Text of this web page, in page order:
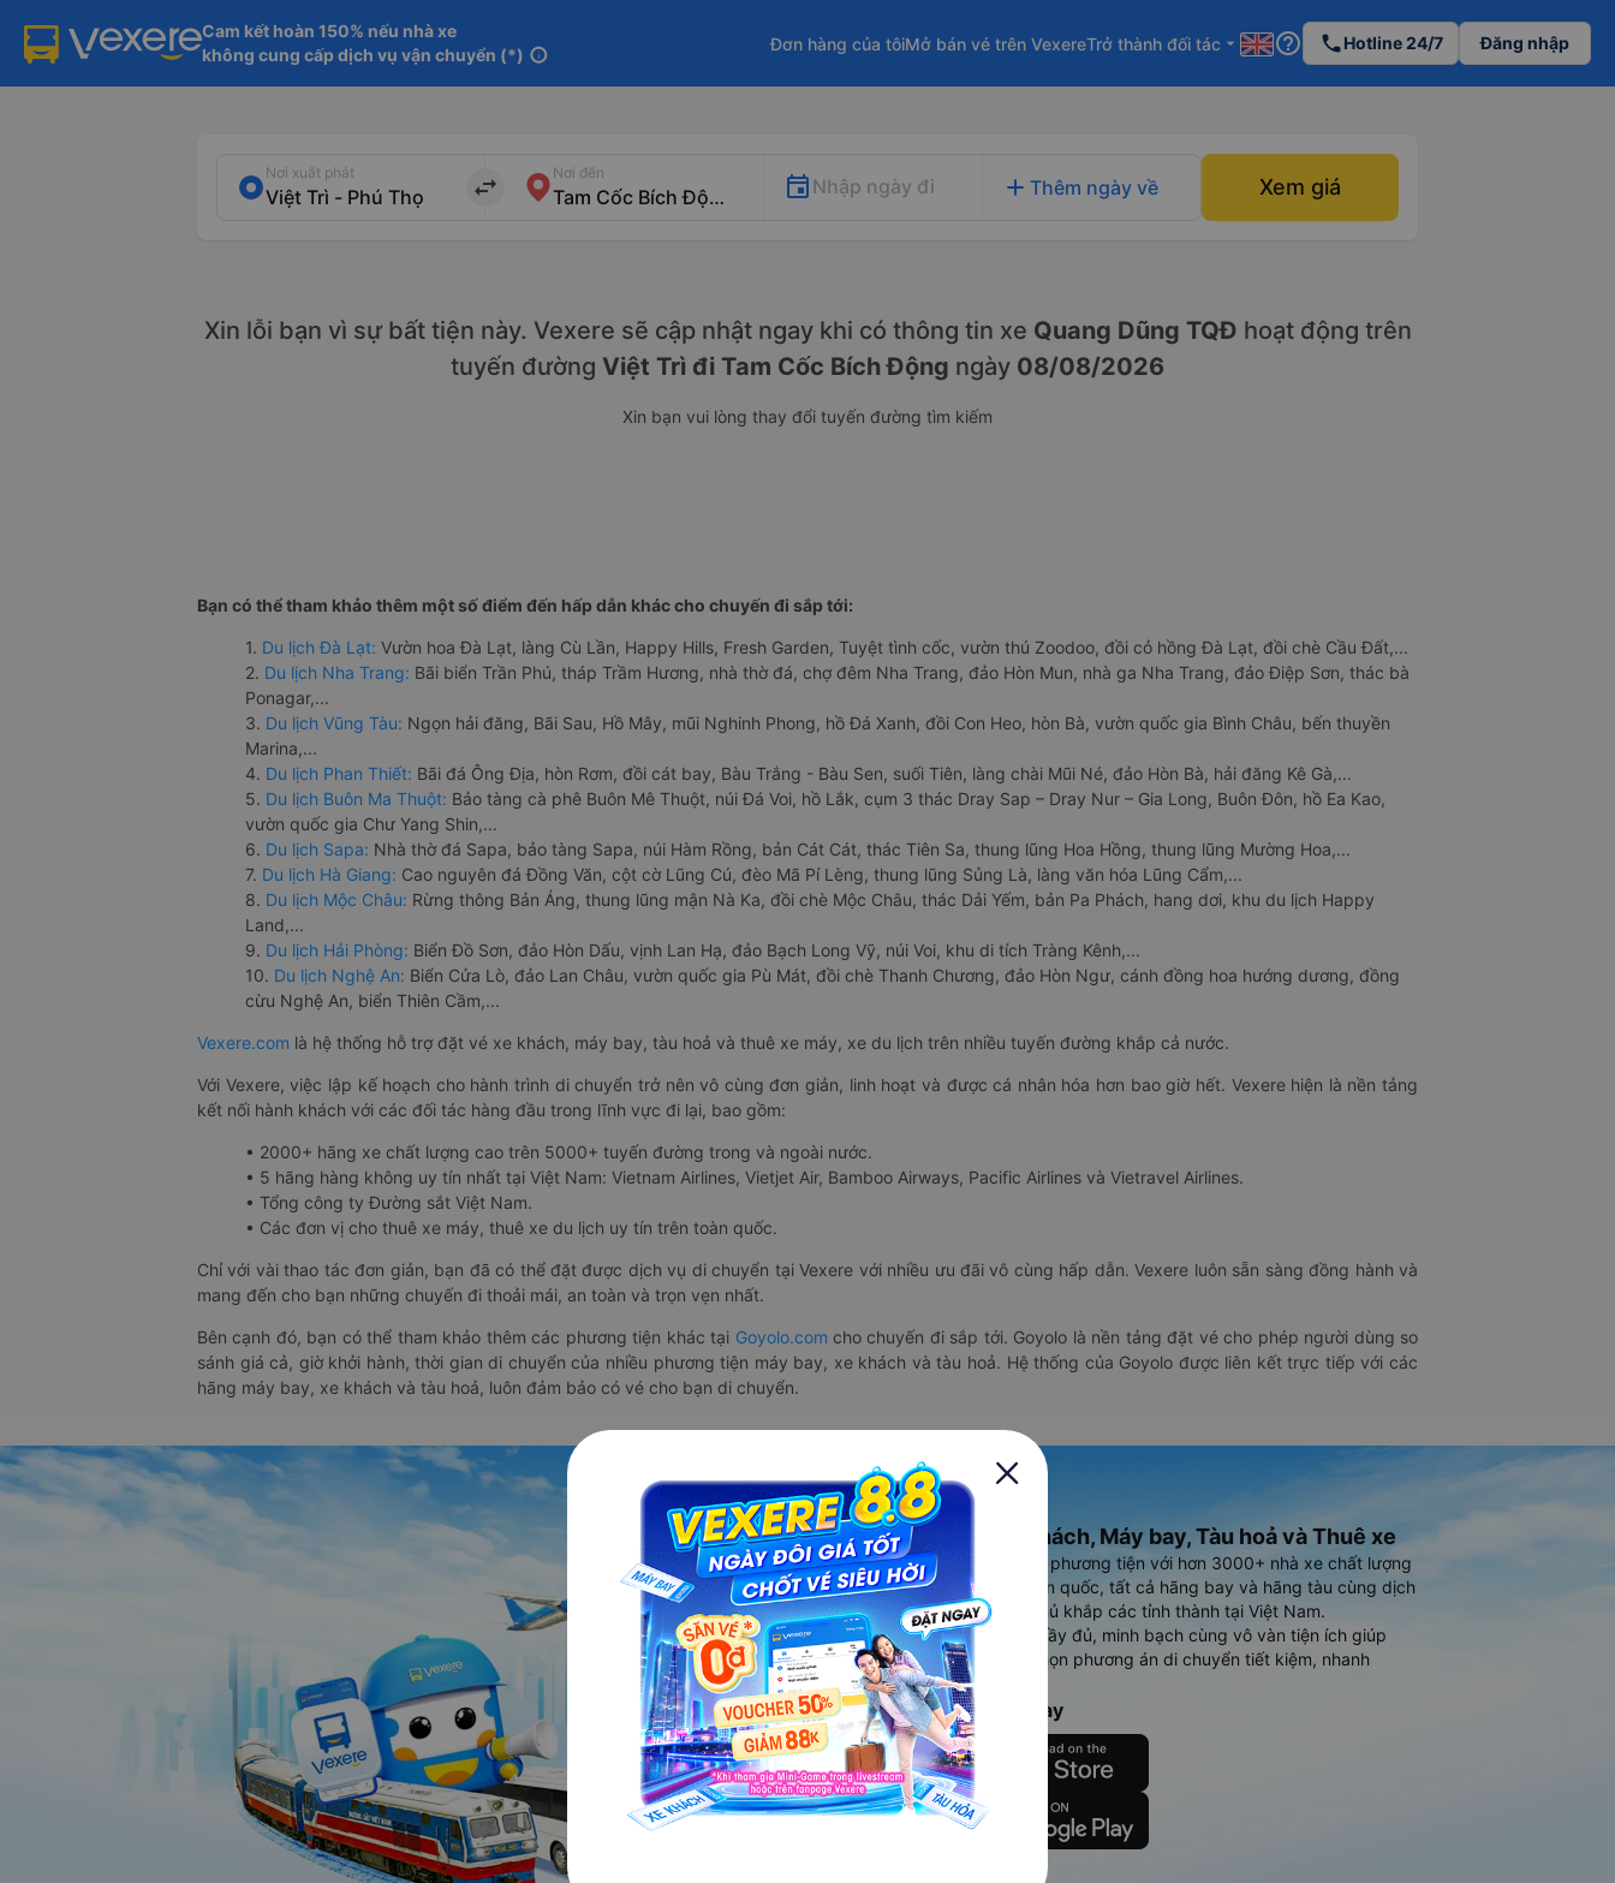
Cam kết hoàn 150% nếu nhà xe
không cung cấp dịch vụ vận chuyển (*) info
Đơn hàng của tôiMở bán vé trên VexereTrở thành đối tác arrow_drop_down help_outline phoneHotline 24/7 Đăng nhập
Nơi xuất phát
import_export
Nơi đến
Nhập ngày đi add Thêm ngày về Xem giá
Xin lỗi bạn vì sự bất tiện này. Vexere sẽ cập nhật ngay khi có thông tin xe Quang Dũng TQĐ hoạt động trên
tuyến đường Việt Trì đi Tam Cốc Bích Động ngày 08/08/2026
Xin bạn vui lòng thay đổi tuyến đường tìm kiếm
Bạn có thể tham khảo thêm một số điểm đến hấp dẫn khác cho chuyến đi sắp tới:
1. Du lịch Đà Lạt: Vườn hoa Đà Lạt, làng Cù Lần, Happy Hills, Fresh Garden, Tuyệt tình cốc, vườn thú Zoodoo, đồi cỏ hồng Đà Lạt, đồi chè Cầu Đất,...
2. Du lịch Nha Trang: Bãi biển Trần Phú, tháp Trầm Hương, nhà thờ đá, chợ đêm Nha Trang, đảo Hòn Mun, nhà ga Nha Trang, đảo Điệp Sơn, thác bà
Ponagar,...
3. Du lịch Vũng Tàu: Ngọn hải đăng, Bãi Sau, Hồ Mây, mũi Nghinh Phong, hồ Đá Xanh, đồi Con Heo, hòn Bà, vườn quốc gia Bình Châu, bến thuyền
Marina,...
4. Du lịch Phan Thiết: Bãi đá Ông Địa, hòn Rơm, đồi cát bay, Bàu Trắng - Bàu Sen, suối Tiên, làng chài Mũi Né, đảo Hòn Bà, hải đăng Kê Gà,...
5. Du lịch Buôn Ma Thuột: Bảo tàng cà phê Buôn Mê Thuột, núi Đá Voi, hồ Lắk, cụm 3 thác Dray Sap – Dray Nur – Gia Long, Buôn Đôn, hồ Ea Kao,
vườn quốc gia Chư Yang Shin,...
6. Du lịch Sapa: Nhà thờ đá Sapa, bảo tàng Sapa, núi Hàm Rồng, bản Cát Cát, thác Tiên Sa, thung lũng Hoa Hồng, thung lũng Mường Hoa,...
7. Du lịch Hà Giang: Cao nguyên đá Đồng Văn, cột cờ Lũng Cú, đèo Mã Pí Lèng, thung lũng Sủng Là, làng văn hóa Lũng Cẩm,...
8. Du lịch Mộc Châu: Rừng thông Bản Áng, thung lũng mận Nà Ka, đồi chè Mộc Châu, thác Dải Yếm, bản Pa Phách, hang dơi, khu du lịch Happy
Land,...
9. Du lịch Hải Phòng: Biển Đồ Sơn, đảo Hòn Dấu, vịnh Lan Hạ, đảo Bạch Long Vỹ, núi Voi, khu di tích Tràng Kênh,...
10. Du lịch Nghệ An: Biển Cửa Lò, đảo Lan Châu, vườn quốc gia Pù Mát, đồi chè Thanh Chương, đảo Hòn Ngư, cánh đồng hoa hướng dương, đồng
cừu Nghệ An, biển Thiên Cầm,...
Vexere.com là hệ thống hỗ trợ đặt vé xe khách, máy bay, tàu hoả và thuê xe máy, xe du lịch trên nhiều tuyến đường khắp cả nước.
Với Vexere, việc lập kế hoạch cho hành trình di chuyển trở nên vô cùng đơn giản, linh hoạt và được cá nhân hóa hơn bao giờ hết. Vexere hiện là nền tảng
kết nối hành khách với các đối tác hàng đầu trong lĩnh vực đi lại, bao gồm:
• 2000+ hãng xe chất lượng cao trên 5000+ tuyến đường trong và ngoài nước.
• 5 hãng hàng không uy tín nhất tại Việt Nam: Vietnam Airlines, Vietjet Air, Bamboo Airways, Pacific Airlines và Vietravel Airlines.
• Tổng công ty Đường sắt Việt Nam.
• Các đơn vị cho thuê xe máy, thuê xe du lịch uy tín trên toàn quốc.
Chỉ với vài thao tác đơn giản, bạn đã có thể đặt được dịch vụ di chuyển tại Vexere với nhiều ưu đãi vô cùng hấp dẫn. Vexere luôn sẵn sàng đồng hành và
mang đến cho bạn những chuyến đi thoải mái, an toàn và trọn vẹn nhất.
Bên cạnh đó, bạn có thể tham khảo thêm các phương tiện khác tại Goyolo.com cho chuyến đi sắp tới. Goyolo là nền tảng đặt vé cho phép người dùng so
sánh giá cả, giờ khởi hành, thời gian di chuyển của nhiều phương tiện máy bay, xe khách và tàu hoả. Hệ thống của Goyolo được liên kết trực tiếp với các
hãng máy bay, xe khách và tàu hoả, luôn đảm bảo có vé cho bạn di chuyển.
Ứng dụng đặt vé Xe khách, Máy bay, Tàu hoả và Thuê xe
Vexere - ứng dụng đặt vé đa phương tiện với hơn 3000+ nhà xe chất lượng
cao, 5000+ tuyến đường toàn quốc, tất cả hãng bay và hãng tàu cùng dịch
vụ thuê xe máy, xe du lịch phủ khắp các tỉnh thành tại Việt Nam.
Ứng dụng hiển thị thông tin đầy đủ, minh bạch cùng vô vàn tiện ích giúp
người dùng so sánh và lựa chọn phương án di chuyển tiết kiệm, nhanh
chóng và phù hợp nhất.
Tải ứng dụng Vexere ngay